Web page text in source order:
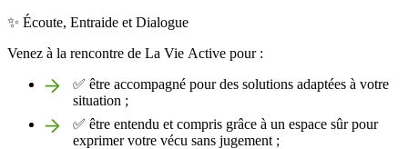
✨ Écoute, Entraide et Dialogue
Venez à la rencontre de La Vie Active pour :
✅ être accompagné pour des solutions adaptées à votre
situation ;
✅ être entendu et compris grâce à un espace sûr pour
exprimer votre vécu sans jugement ;